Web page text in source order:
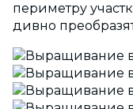
периметру
дивно